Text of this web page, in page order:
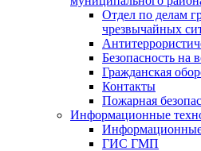
Отдел по делам
чрезвычайных
Безопасность на
Гражданская
Контакты
Пожарная
Информационные
ГИС ГМП